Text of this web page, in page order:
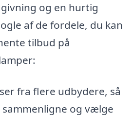
og en hurtig
af de fordele, du kan
tilbud på
fra flere udbydere, så
og vælge